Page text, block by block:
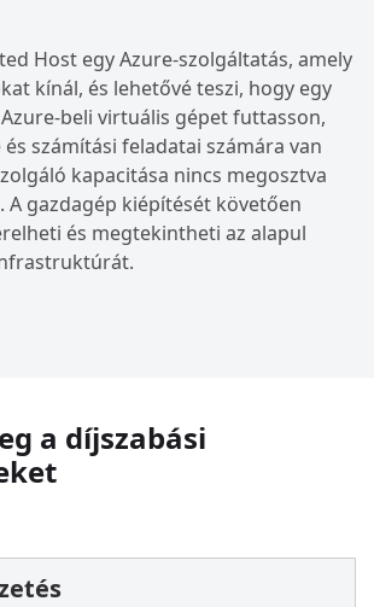
Host egy Azure-szolgáltatás, amely
kínál, és lehetővé teszi, hogy egy
beli virtuális gépet futtasson,
és számítási feladatai számára van
kapacitása nincs megosztva
A gazdagép kiépítését követően
és megtekintheti az alapul
a díjszabási